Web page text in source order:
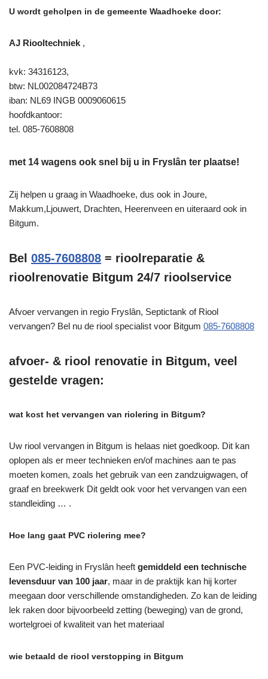
U wordt geholpen in de gemeente Waadhoeke door:
AJ Riooltechniek ,
kvk: 34316123,
btw: NL002084724B73
iban: NL69 INGB 0009060615
hoofdkantoor:
tel. 085-7608808
met 14 wagens ook snel bij u in Fryslân ter plaatse!
Zij helpen u graag in Waadhoeke, dus ook in Joure,
Makkum,Ljouwert, Drachten, Heerenveen en uiteraard ook in
Bitgum.
Bel 085-7608808 = rioolreparatie &
rioolrenovatie Bitgum 24/7 rioolservice
Afvoer vervangen in regio Fryslân, Septictank of Riool
vervangen? Bel nu de riool specialist voor Bitgum 085-7608808
afvoer- & riool renovatie in Bitgum, veel
gestelde vragen:
wat kost het vervangen van riolering in Bitgum?
Uw riool vervangen in Bitgum is helaas niet goedkoop. Dit kan
oplopen als er meer technieken en/of machines aan te pas
moeten komen, zoals het gebruik van een zandzuigwagen, of
graaf en breekwerk Dit geldt ook voor het vervangen van een
standleiding … .
Hoe lang gaat PVC riolering mee?
Een PVC-leiding in Fryslân heeft gemiddeld een technische
levensduur van 100 jaar, maar in de praktijk kan hij korter
meegaan door verschillende omstandigheden. Zo kan de leiding
lek raken door bijvoorbeeld zetting (beweging) van de grond,
wortelgroei of kwaliteit van het materiaal
wie betaald de riool verstopping in Bitgum